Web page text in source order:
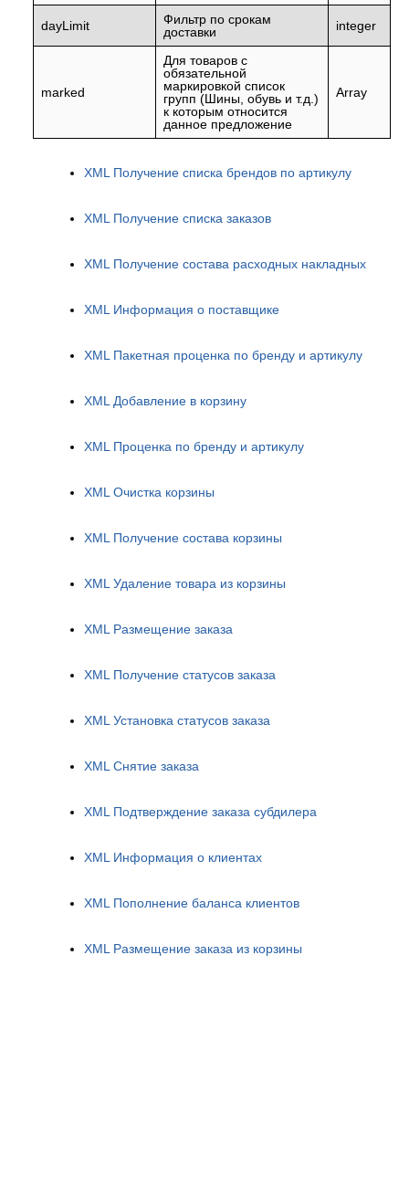
dayLimit
Фильтр по срокам
доставки
integer
marked
Для товаров с
обязательной
маркировкой список
групп (Шины, обувь и т.д.)
к которым относится
данное предложение
Array
XML Получение списка брендов по артикулу
XML Получение списка заказов
XML Получение состава расходных накладных
XML Информация о поставщике
XML Пакетная проценка по бренду и артикулу
XML Добавление в корзину
XML Проценка по бренду и артикулу
XML Очистка корзины
XML Получение состава корзины
XML Удаление товара из корзины
XML Размещение заказа
XML Получение статусов заказа
XML Установка статусов заказа
XML Cнятие заказа
XML Подтверждение заказа субдилера
XML Информация о клиентах
XML Пополнение баланса клиентов
XML Размещение заказа из корзины